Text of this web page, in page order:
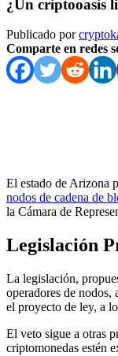
¿Un criptooasis
Publicado por
Comparte en redes
El estado de Arizona
nodos de cadena de
la Cámara de
Legislación
La legislación,
operadores de
el proyecto de ley, a
El veto sigue a otras
criptomonedas estén